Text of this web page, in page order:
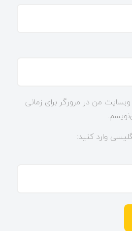
من در مرورگر برای زمانی
وارد کنید: